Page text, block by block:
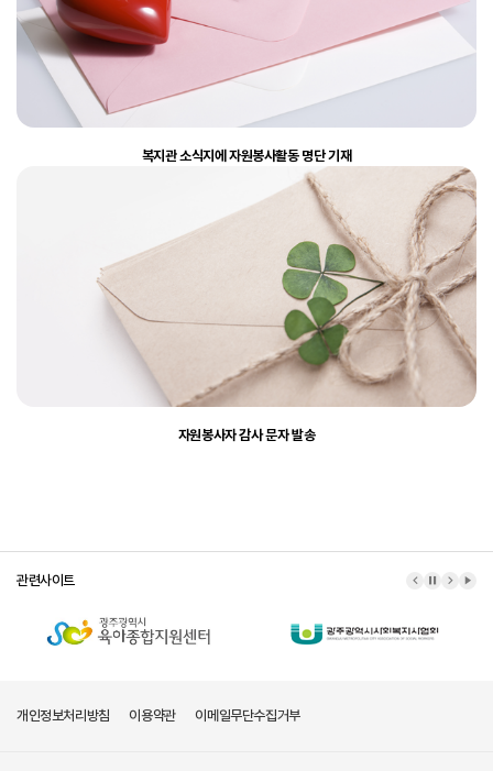
복지관 소식지에 자원봉사활동 명단 기재
자원봉사자 감사 문자 발송
관련사이트 이전 배너
배너 정지
다음 배
배
개인정보처리방침 이용약관 이메일무단수집거부